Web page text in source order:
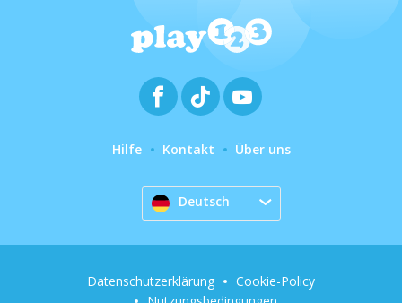
Hilfe Kontakt Über uns
Deutsch
Datenschutzerklärung
Cookie-Policy